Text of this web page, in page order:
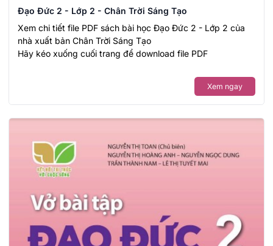
Đạo Đức 2 - Lớp 2 - Chân Trời Sáng Tạo
Xem chi tiết file PDF sách bài học Đạo Đức 2 - Lớp 2 của
nhà xuất bản Chân Trời Sáng Tạo
Hãy kéo xuống cuối trang để download file PDF
Xem ngay